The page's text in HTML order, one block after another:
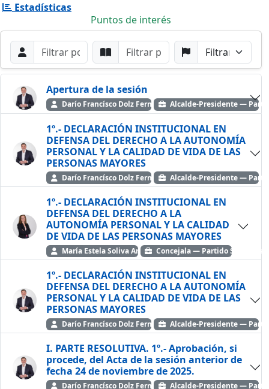
Estadísticas
Puntos de interés
Filtros de búsqueda
Buscar por OradorBuscar por Punto Buscar por Partido
Buscar
Apertura de la sesión
Darío Francísco Dolz FernándezAlcalde-Presidente —
1º.- DECLARACIÓN INSTITUCIONAL EN
DEFENSA DEL DERECHO A LA AUTONOMÍA
PERSONAL Y LA CALIDAD DE VIDA DE LAS
PERSONAS MAYORES
Darío Francísco Dolz FernándezAlcalde-Presidente —
1º.- DECLARACIÓN INSTITUCIONAL EN
DEFENSA DEL DERECHO A LA
AUTONOMÍA PERSONAL Y LA CALIDAD
DE VIDA DE LAS PERSONAS MAYORES
María Estela Soliva ArévaloConcejala — Partido Socialista
1º.- DECLARACIÓN INSTITUCIONAL EN
DEFENSA DEL DERECHO A LA AUTONOMÍA
PERSONAL Y LA CALIDAD DE VIDA DE LAS
PERSONAS MAYORES
Darío Francísco Dolz FernándezAlcalde-Presidente —
I. PARTE RESOLUTIVA. 1º.- Aprobación, si
procede, del Acta de la sesión anterior de
fecha 24 de noviembre de 2025.
Darío Francísco Dolz FernándezAlcalde-Presidente —